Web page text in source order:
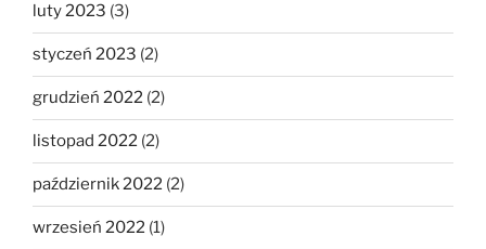
luty 2023 (3)
styczeń 2023 (2)
grudzień 2022 (2)
listopad 2022 (2)
październik 2022 (2)
wrzesień 2022 (1)